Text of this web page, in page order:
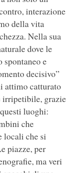
interazione
della vita
Nella sua
dove le
spontaneo e
decisivo”
attimo catturato
irripetibile, grazie
luoghi:
che
locali che si
piazze, per
ma veri